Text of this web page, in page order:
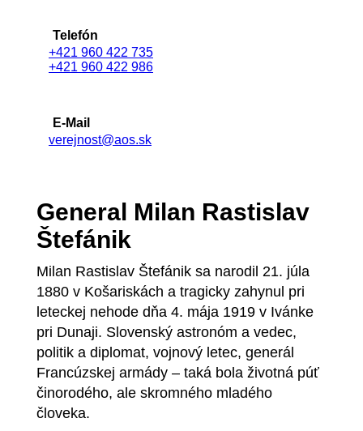
Telefón
+421 960 422 735
+421 960 422 986
E-Mail
verejnost@aos.sk
General Milan Rastislav
Štefánik
Milan Rastislav Štefánik sa narodil 21. júla
1880 v Košariskách a tragicky zahynul pri
leteckej nehode dňa 4. mája 1919 v Ivánke
pri Dunaji. Slovenský astronóm a vedec,
politik a diplomat, vojnový letec, generál
Francúzskej armády – taká bola životná púť
činorodého, ale skromného mladého
človeka.